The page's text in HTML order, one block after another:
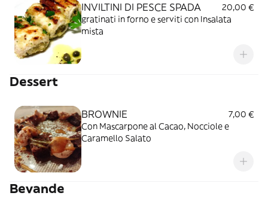
INVILTINI DI PESCE SPADA
20,00 €
gratinati in forno e serviti con Insalata
mista
Dessert
BROWNIE
7,00 €
Con Mascarpone al Cacao, Nocciole e
Caramello Salato
Bevande